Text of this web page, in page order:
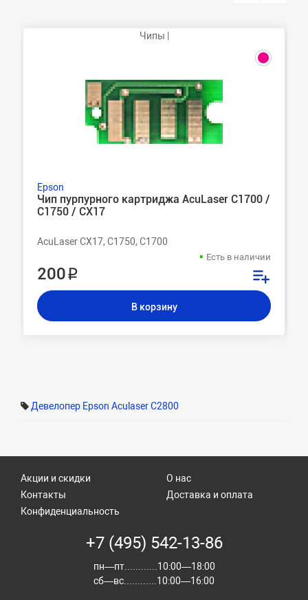
Чипы |
Epson
Чип пурпурного картриджа AcuLaser C1700 /
C1750 / CX17
AcuLaser CX17, C1750, C1700
Есть в наличии
200 ₽
В корзину
Девелопер Epson Aculaser C2800
Акции и скидки
Контакты
О нас
Доставка и оплата
Конфиденциальность
+7 (495) 542-13-86
пн—пт............10:00—18:00
сб—вс............10:00—16:00